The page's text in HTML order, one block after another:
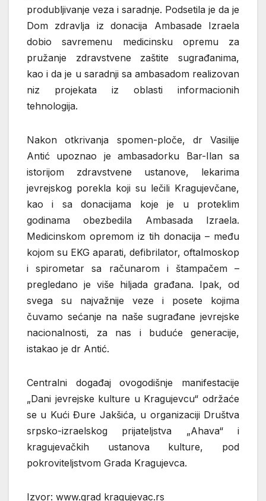
produbljivanje veza i saradnje. Podsetila je da je
Dom zdravlja iz donacija Ambasade Izraela
dobio savremenu medicinsku opremu za
pružanje zdravstvene zaštite sugrađanima,
kao i da je u saradnji sa ambasadom realizovan
niz projekata iz oblasti informacionih
tehnologija.
Nakon otkrivanja spomen-ploče, dr Vasilije
Antić upoznao je ambasadorku Bar-Ilan sa
istorijom zdravstvene ustanove, lekarima
jevrejskog porekla koji su lečili Kragujevčane,
kao i sa donacijama koje je u proteklim
godinama obezbedila Ambasada Izraela.
Medicinskom opremom iz tih donacija – među
kojom su EKG aparati, defibrilator, oftalmoskop
i spirometar sa računarom i štampačem –
pregledano je više hiljada građana. Ipak, od
svega su najvažnije veze i posete kojima
čuvamo sećanje na naše sugrađane jevrejske
nacionalnosti, za nas i buduće generacije,
istakao je dr Antić.
Centralni događaj ovogodišnje manifestacije
„Dani jevrejske kulture u Kragujevcu“ održaće
se u Kući Đure Jakšića, u organizaciji Društva
srpsko-izraelskog prijateljstva „Ahava“ i
kragujevačkih ustanova kulture, pod
pokroviteljstvom Grada Kragujevca.
Izvor: www.grad kragujevac.rs